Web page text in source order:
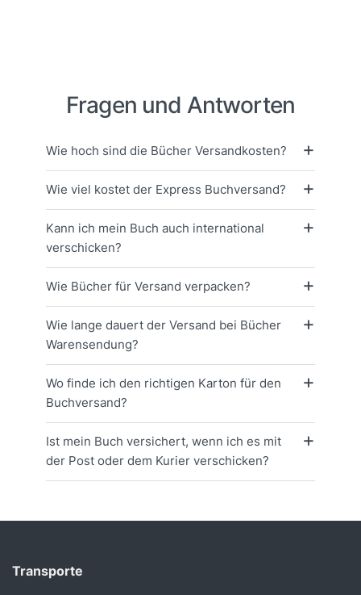
Fragen und Antworten
Wie hoch sind die Bücher Versandkosten?
Wie viel kostet der Express Buchversand?
Kann ich mein Buch auch international
verschicken?
Wie Bücher für Versand verpacken?
Wie lange dauert der Versand bei Bücher
Warensendung?
Wo finde ich den richtigen Karton für den
Buchversand?
Ist mein Buch versichert, wenn ich es mit
der Post oder dem Kurier verschicken?
Transporte